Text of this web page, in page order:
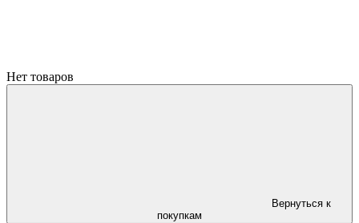
Нет товаров
Вернуться к
покупкам